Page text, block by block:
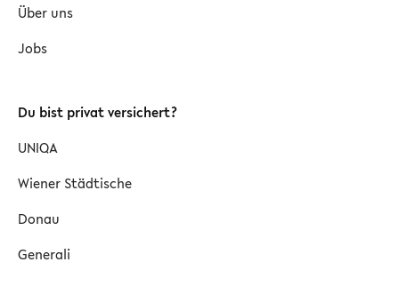
Über uns
Jobs
Du bist privat versichert?
UNIQA
Wiener Städtische
Donau
Generali